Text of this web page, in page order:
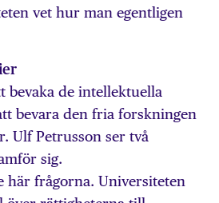
vet hur man egentligen
bevaka de intellektuella
bevara den fria forskningen
Ulf Petrusson ser två
sig.
här frågorna. Universiteten